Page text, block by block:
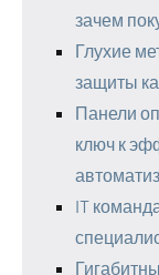
зачем
Глухие
защиты
Панели
ключ к
IT